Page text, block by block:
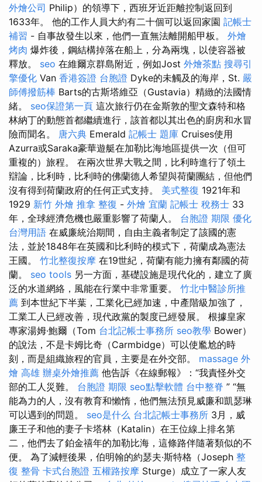
外燴公司 Philip）的領導下，西班牙近距離控制返回到
1633年。 他的工作人員大約有二十個可以返回家園 記帳士
補習 - 自事故發生以來，他們一直無法離開船甲板。 外燴
烤肉 爆炸後，鋼結構掉落在船上，分為兩塊，以使容器被
釋放。 seo 在維爾京群島附近，例如Jost 外燴茶點 搜尋引
擎優化 Van 香港簽證 台胞證 Dyke的未觸及的海岸，St. 嚴
師傅撥筋棒 Barts的古斯塔維亞（Gustavia）精緻的法國情
緒。 seo保證第一頁 這次旅行仍在金斯敦的聖文森特和格
林納丁的動態首都繼續進行，該首都以其出色的廚房和水冒
險而聞名。 唐六典 Emerald 記帳士 題庫 Cruises使用
Azurra或Saraka豪華遊艇在加勒比海地區提供一次（但可
重複的）旅程。 在兩次世界大戰之間，比利時進行了領土
辯論，比利時，比利時的佛蘭德人希望與荷蘭團結，但他們
沒有得到荷蘭政府的任何正式支持。 美式整復 1921年和
1929 新竹 外燴 推拿 整復 - 外燴 宜蘭 記帳士 稅務士 33
年，全球經濟危機也嚴重影響了荷蘭人。 台胞證 期限 優化
台灣用語 在威廉統治期間，自由主義者制定了該國的憲
法，並於1848年在英國和比利時的模式下，荷蘭成為憲法
王國。 竹北整復按摩 在19世紀，荷蘭有能力擁有鄰國的荷
蘭。 seo tools 另一方面，基礎設施是現代化的，建立了廣
泛的水道網絡，風能在行業中非常重要。 竹北中醫診所推
薦 到本世紀下半葉，工業化已經加速，中產階級加強了，
工業工人已經改善，現代政黨的製度已經發展。 根據皇家
專家湯姆·鮑爾（Tom 台北記帳士事務所 seo教學 Bower）
的說法，不是卡姆比奇（Carmbidge）可以使尷尬的時
刻，而是組織旅程的官員，主要是在外交部。 massage 外
燴 高雄 辦桌外燴推薦 他告訴《在線郵報》：“我責怪外交
部的工人災難。 台胞證 期限 seo點擊軟體 台中整脊 ” “無
能為力的人，沒有教育和懶惰，他們無法預見威廉和凱瑟琳
可以遇到的問題。 seo是什么 台北記帳士事務所 3月，威
廉王子和他的妻子卡塔林（Katalin）在王位線上排名第
二，他們去了鉑金禧年的加勒比海，這條路伴隨著類似的不
便。 為了減輕後果，伯明翰的約瑟夫·斯特格（Joseph 整
復 整骨 卡式台胞證 五權路按摩 Sturge）成立了一家人友